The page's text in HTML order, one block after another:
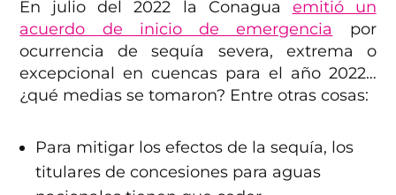
En julio del 2022 la Conagua emitió un
acuerdo de inicio de emergencia
por
ocurrencia de sequía severa, extrema o
excepcional en cuencas para el año 2022…
¿qué medias se tomaron? Entre otras cosas:
Para mitigar los efectos de la sequía, los
titulares de concesiones para aguas